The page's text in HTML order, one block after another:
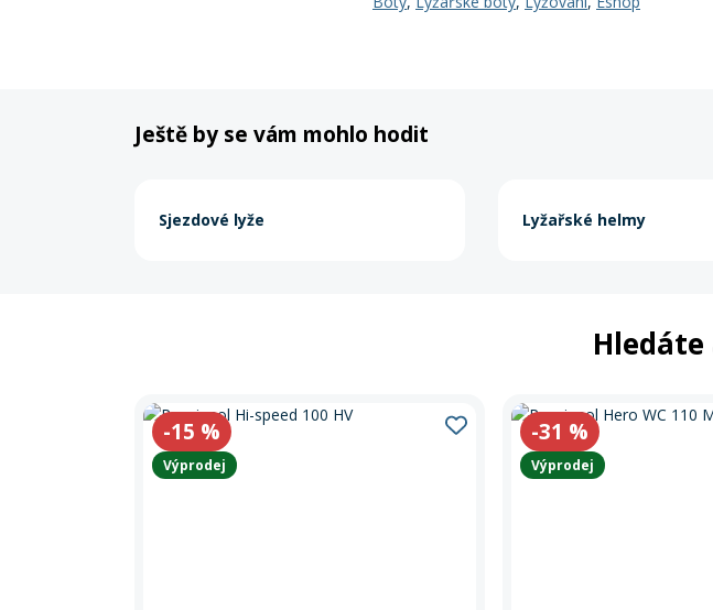
Ještě by se vám mohlo hodit
Sjezdové lyže Lyžařské helmy
-15 %
Výprodej
-31 %
Výprodej